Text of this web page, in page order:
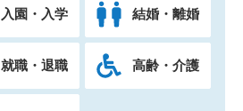
入園・入学 結婚・離婚
就職・退職 高齢・介護